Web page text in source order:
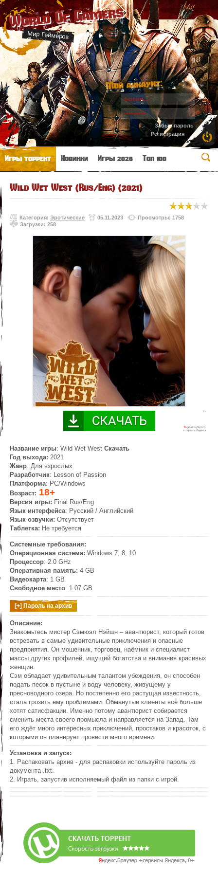
World Of Gamers
Мир Геймеров
Мой аккаунт:
Забыл пароль
Регистрация
Игры торрент Новинки Игры 2026 Топ 100
Wild Wet West (Rus/Eng) (2021)
Категория: Эротические 05.11.2023
Просмотры: 1758
Загрузки: 258
Название игры: Wild Wet West Скачать
Год выхода: 2021
Жанр: Для взрослых
Разработчик: Lesson of Passion
Платформа: PC/Windows
Возраст: 18+
Версия игры: Final Rus/Eng
Язык интерфейса: Русский / Английский
Язык озвучки: Отсутствует
Таблетка: Не требуется
Системные требования:
Операционная система: Windows 7, 8, 10
Процессор: 2.0 GHz
Оперативная память: 4 GB
Видеокарта: 1 GB
Свободное место: 1.07 GB
Описание:
Знакомьтесь мистер Сэмюэл Нэйшн – авантюрист, который готов
встревать в самые удивительные приключения и опасные
предприятия. Он мошенник, торговец, наёмник и специалист
массы других профилей, ищущий богатства и внимания красивых
женщин.
Сэм обладает удивительным талантом убеждения, он способен
подать песок в пустыне и воду человеку, живущему у
пресноводного озера. Но постепенно его растущая известность,
стала грозить ему проблемами. Обманутые клиенты всё больше
хотят сатисфакции. Именно потому авантюрист собирается
сменить места своего промысла и направляется на Запад. Там
его ждёт много интересных приключений, простаков и красоток, с
которыми он планирует провести много времени.
Установка и запуск:
1. Распаковать архив - для распаковки используйте пароль из
документа .txt.
2. Играть, запустив исполняемый файл из папки с игрой.